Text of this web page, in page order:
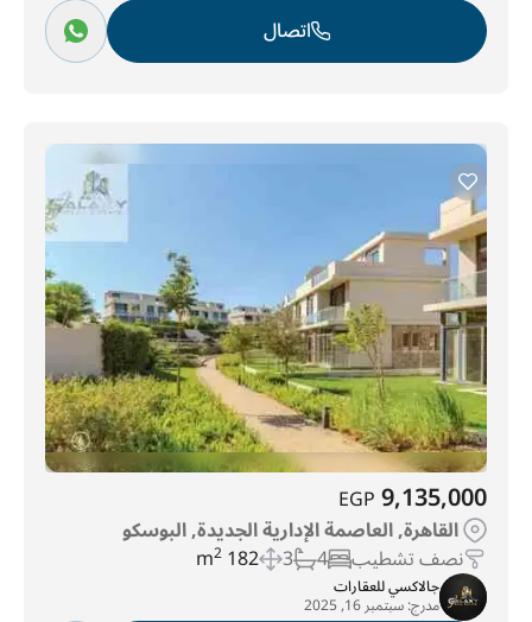
اتصال
9,135,000
EGP
القاهرة, العاصمة الإدارية الجديدة, البوسكو
نصف تشطيب 4
3
182 m
2
جالاكسي للعقارات
مدرج:سبتمبر 16, 2025